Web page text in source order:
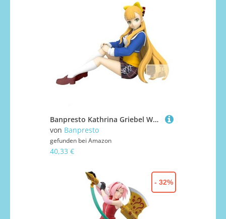
Banpresto Kathrina Griebel World Dai Star Actionfigur, 10 cm, Mehrfarbig, BP88945P
von Banpresto
gefunden bei Amazon
40,33 €
- 32%